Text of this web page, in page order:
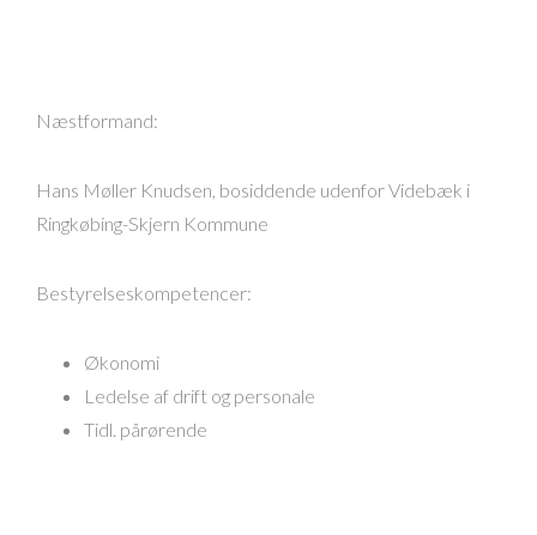
Næstformand:
Hans Møller Knudsen, bosiddende udenfor Videbæk i
Ringkøbing-Skjern Kommune
Bestyrelseskompetencer:
Økonomi
Ledelse af drift og personale
Tidl. pårørende